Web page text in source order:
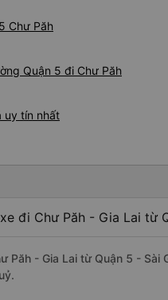
Chư Păh
Quận 5 đi Chư Păh
uy tín nhất
đi Chư Păh - Gia Lai từ
Păh - Gia Lai từ Quận 5 -